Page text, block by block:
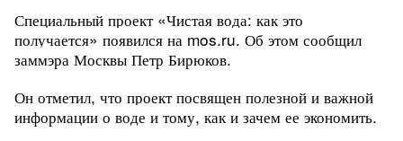
Специальный проект «Чистая вода: как это
получается» появился на mos.ru. Об этом сообщил
заммэра Москвы Петр Бирюков.
Он отметил, что проект посвящен полезной и важной
информации о воде и тому, как и зачем ее экономить.